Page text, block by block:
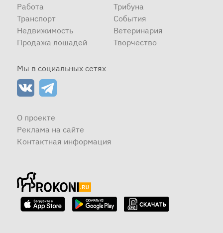
Работа
Транспорт
Недвижимость
Продажа лошадей
Трибуна
События
Ветеринария
Творчество
Мы в социальных сетях
О проекте
Реклама на сайте
Контактная информация